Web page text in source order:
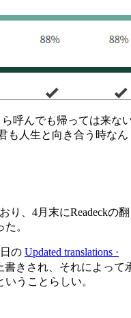
呼んでも帰っては来な
も人生と向き合う時なん
り、4月末にReadeckの翻
。
の Updated translations ·
書きされ、それによって
うことらしい。